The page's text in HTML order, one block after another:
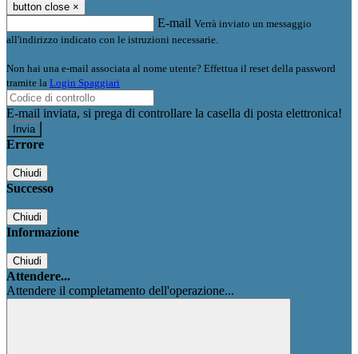
button close ×
E-mail Verrà inviato un messaggio
all'indirizzo indicato con le istruzioni necessarie.
Non hai una e-mail associata al nome utente? Effettua il reset della password
tramite la Login Spaggiari
E-mail inviata, si prega di controllare la casella di posta elettronica!
Errore
Chiudi
Successo
Chiudi
Informazione
Chiudi
Attendere...
Attendere il completamento dell'operazione...